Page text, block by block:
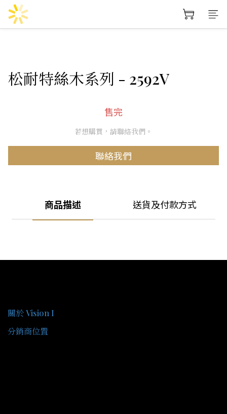
松耐特絲木系列 - 2592V
售完
若想購買，請聯絡我們。
聯絡我們
商品描述 送貨及付款方式
關於 Vision I
分銷商位置